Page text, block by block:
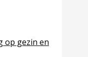
voorlichting
op gezin en
van begeleiding